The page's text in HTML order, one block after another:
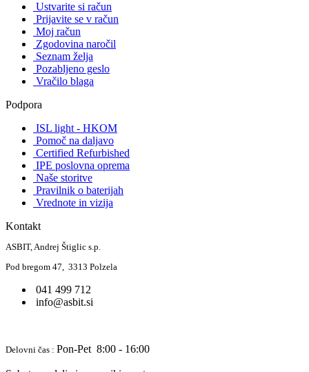
Ustvarite si račun
Prijavite se v račun
Moj račun
Zgodovina naročil
Seznam želja
Pozabljeno geslo
Vračilo blaga
Podpora
ISL light - HKOM
Pomoč na daljavo
Certified Refurbished
IPE poslovna oprema
Naše storitve
Pravilnik o baterijah
Vrednote in vizija
Kontakt
ASBIT, Andrej Štiglic s.p.
Pod bregom 47, 3313 Polzela
041 499 712
info@asbit.si
Delovni čas : Pon-Pet 8:00 - 16:00